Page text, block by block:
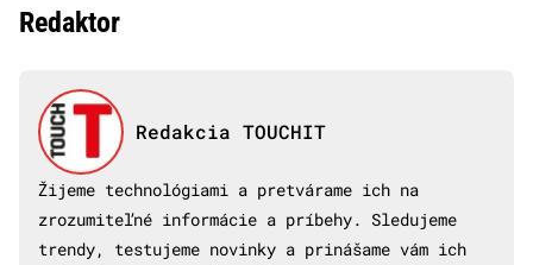
Redaktor
Redakcia TOUCHIT
Žijeme technológiami a pretvárame ich na
zrozumiteľné informácie a príbehy. Sledujeme
trendy, testujeme novinky a prinášame vám ich